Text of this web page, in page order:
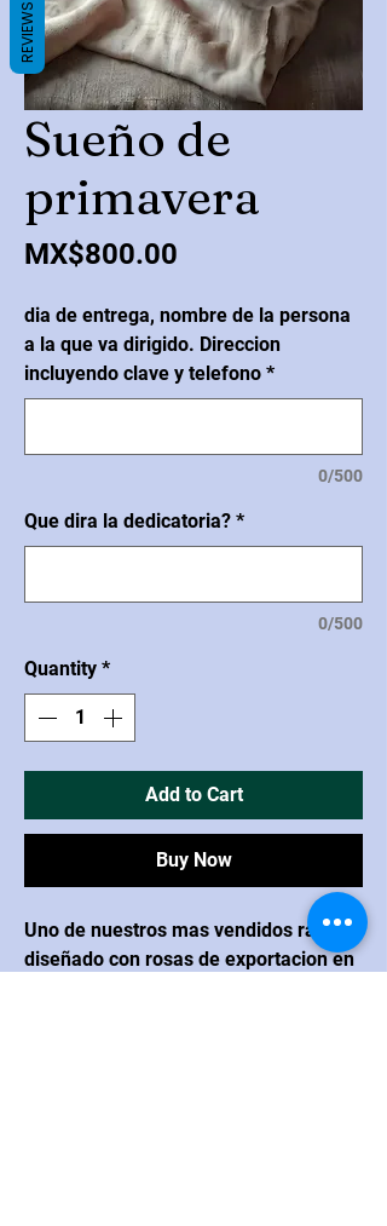
Sueño de
primavera
MX$800.00
dia de entrega, nombre de la persona
a la que va dirigido. Direccion
incluyendo clave y telefono *
0/500
Que dira la dedicatoria? *
0/500
Quantity *
Add to Cart
Buy Now
Uno de nuestros mas vendidos ramos,
diseñado con rosas de exportacion en
REVIEWS